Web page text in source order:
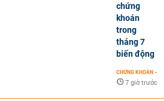
chứng
khoán
trong
tháng 7
biến động
CHỨNG KHOÁN -
7 giờ trước